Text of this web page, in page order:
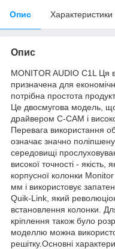
Опис Характеристики
Опис
MONITOR AUDIO C1L Ця
призначена для
потрібна простота
Це двосмугова модель,
драйвером C-CAM і
Перевага використання
означає значно
середовищі
високої точності - якість,
корпусної колонки
мм і використовує
Quik-Link, який
встановлення колонки.
кріплення також було
моделлю можна
решітку.Основні